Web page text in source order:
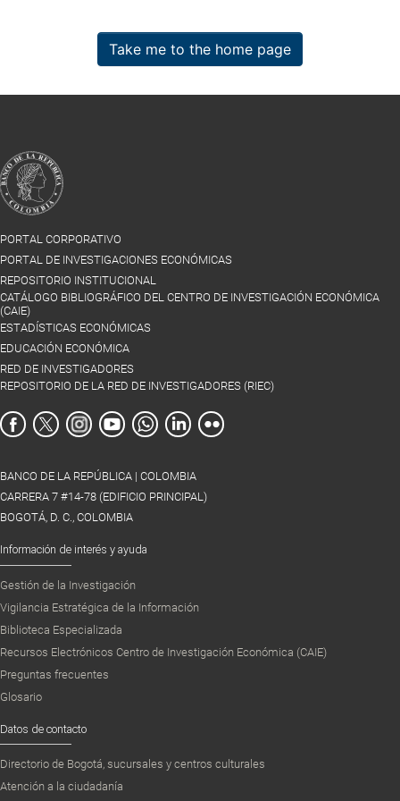
Take me to the home page
PORTAL CORPORATIVO
PORTAL DE INVESTIGACIONES ECONÓMICAS
REPOSITORIO INSTITUCIONAL
CATÁLOGO BIBLIOGRÁFICO DEL CENTRO DE INVESTIGACIÓN ECONÓMICA
(CAIE)
ESTADÍSTICAS ECONÓMICAS
EDUCACIÓN ECONÓMICA
RED DE INVESTIGADORES
REPOSITORIO DE LA RED DE INVESTIGADORES (RIEC)
BANCO DE LA REPÚBLICA | COLOMBIA
CARRERA 7 #14-78 (EDIFICIO PRINCIPAL)
BOGOTÁ, D. C., COLOMBIA
Información de interés y ayuda
Gestión de la Investigación
Vigilancia Estratégica de la Información
Biblioteca Especializada
Recursos Electrónicos Centro de Investigación Económica (CAIE)
Preguntas frecuentes
Glosario
Datos de contacto
Directorio de Bogotá, sucursales y centros culturales
Atención a la ciudadanía